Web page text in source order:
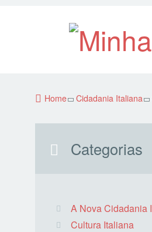
Home Cidadania Italiana
Categorias
A Nova Cidadania
Cultura Italiana